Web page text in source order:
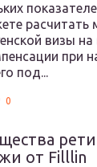
расчитать
визы на
при
под...
0
от Filllin